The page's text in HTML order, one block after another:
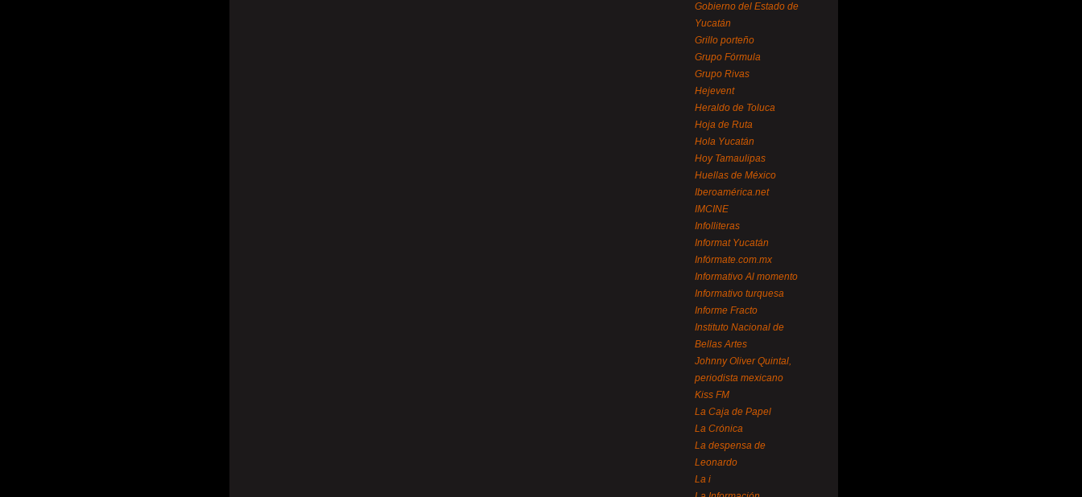
Gobierno del Estado de
Yucatán
Grillo porteño
Grupo Fórmula
Grupo Rivas
Hejevent
Heraldo de Toluca
Hoja de Ruta
Hola Yucatán
Hoy Tamaulipas
Huellas de México
Iberoamérica.net
IMCINE
Infolliteras
Informat Yucatán
Infórmate.com.mx
Informativo Al momento
Informativo turquesa
Informe Fracto
Instituto Nacional de
Bellas Artes
Johnny Oliver Quintal,
periodista mexicano
Kiss FM
La Caja de Papel
La Crónica
La despensa de
Leonardo
La i